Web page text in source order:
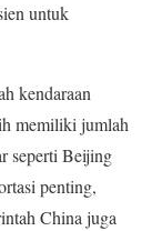
untuk
kendaraan
memiliki jumlah
seperti Beijing
penting,
China juga